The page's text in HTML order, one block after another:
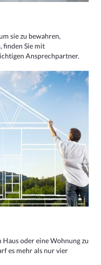
sie zu bewahren,
finden Sie mit
Ansprechpartner.
oder eine Wohnung zu
es mehr als nur vier